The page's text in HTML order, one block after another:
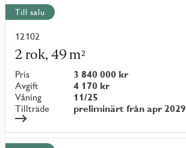
Visa
alla
objekt
Till salu
12102
2 rok, 49 m²
Pris
3 840 000 kr
Avgift
4 170 kr
Våning
11/25
Tillträde
preliminärt från apr 2029
Läs
mer
om
objekt
{objectNumber}